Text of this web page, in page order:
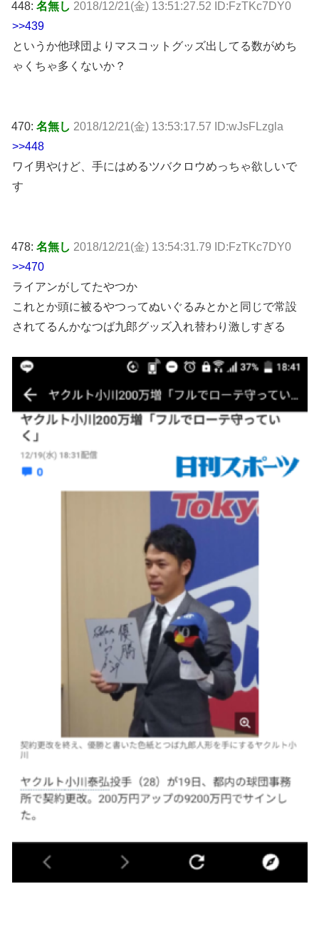
448: 名無し 2018/12/21(金) 13:51:27.52 ID:FzTKc7DY0
>>439
というか他球団よりマスコットグッズ出してる数がめち
ゃくちゃ多くないか？
470: 名無し 2018/12/21(金) 13:53:17.57 ID:wJsFLzgla
>>448
ワイ男やけど、手にはめるツバクロウめっちゃ欲しいで
す
478: 名無し 2018/12/21(金) 13:54:31.79 ID:FzTKc7DY0
>>470
ライアンがしてたやつか
これとか頭に被るやつってぬいぐるみとかと同じで常設
されてるんかなつば九郎グッズ入れ替わり激しすぎる